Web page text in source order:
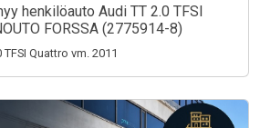
henkilöauto Audi TT 2.0 TFSI
FORSSA (2775914-8)
Quattro vm. 2011